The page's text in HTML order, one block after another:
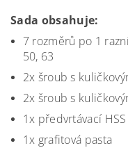
Sada obsahuje:
7 rozměrů po 1
50, 63
2x šroub s
2x šroub s
1x předvrtávací
1x grafitová pasta